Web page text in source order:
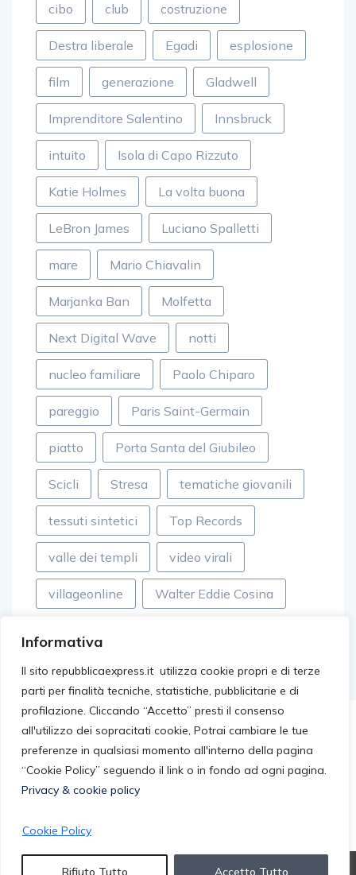
Informativa
Il sito repubblicaexpress.it utilizza cookie propri e di terze
parti per finalità tecniche, statistiche, pubblicitarie e di
profilazione. Cliccando “Accetto” presti il consenso
all'utilizzo dei sopracitati cookie, Potrai cambiare le tue
preferenze in qualsiasi momento all'interno della pagina
“Cookie Policy” seguendo il link o in fondo ad ogni pagina.
Privacy & cookie policy
Cookie Policy
Rifiuto Tutto Accetto Tutto
cibo club costruzione
Destra liberale Egadi esplosione
film generazione Gladwell
Imprenditore Salentino Innsbruck
intuito Isola di Capo Rizzuto
Katie Holmes La volta buona
LeBron James Luciano Spalletti
mare Mario Chiavalin
Marjanka Ban Molfetta
Next Digital Wave notti
nucleo familiare Paolo Chiparo
pareggio Paris Saint-Germain
piatto Porta Santa del Giubileo
Scicli Stresa tematiche giovanili
tessuti sintetici Top Records
valle dei templi video virali
villageonline Walter Eddie Cosina
© 2026 repubblicaexpress.it. All rights reserved.